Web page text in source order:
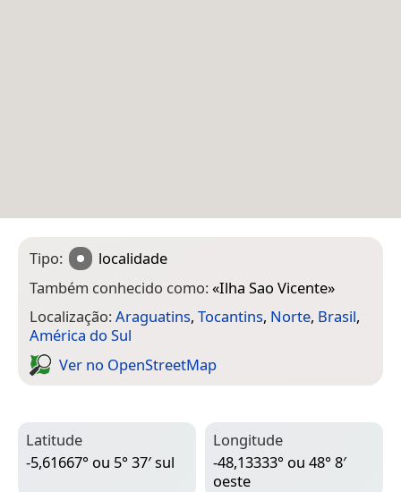
Tipo:
localidade
Também conhecido como:«Ilha Sao Vicente»
Localização:Araguatins, Tocantins, Norte, Brasil,
América do Sul
Ver no Open­Street­Map
Latitude
-5,61667° ou 5° 37′ sul
Longitude
-48,13333° ou 48° 8′
oeste